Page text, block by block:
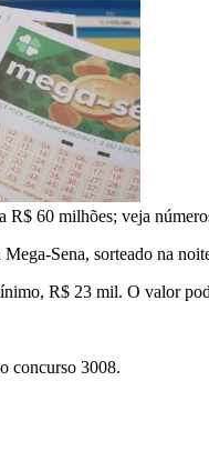
R$ 60 milhões; veja
Sena, sorteado na
R$ 23 mil. O valor
concurso 3008.